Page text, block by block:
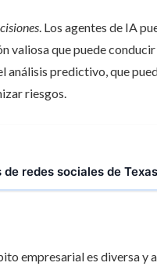
. Los agentes de IA
que puede
análisis predictivo, que
riesgos.
redes sociales de
empresarial es diversa y